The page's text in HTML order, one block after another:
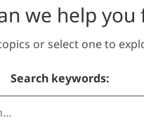
we help you
or select one to
Search keywords: